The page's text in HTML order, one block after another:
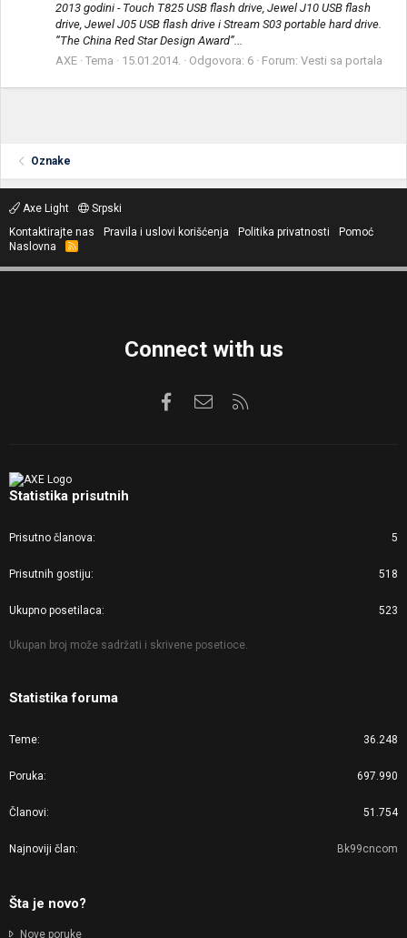
2013 godini - Touch T825 USB flash drive, Jewel J10 USB flash
drive, Jewel J05 USB flash drive i Stream S03 portable hard drive.
“The China Red Star Design Award”...
AXE Tema 15.01.2014. Odgovora: 6 Forum: Vesti sa portala
Oznake
Axe Light
Srpski
Kontaktirajte nas
Pravila i uslovi korišćenja Politika privatnosti
Pomoć
Naslovna
R
S
Connect with us
FacebookKontaktirajte nas
Statistika prisutnih
Prisutno članova 5
Prisutnih gostiju 518
Ukupno posetilaca 523
Ukupan broj može sadržati i skrivene posetioce.
Statistika foruma
Teme 36.248
Poruka 697.990
Članovi 51.754
Najnoviji član Bk99cncom
Šta je novo?
Nove poruke